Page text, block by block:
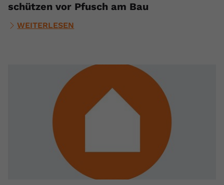
schützen vor Pfusch am Bau
WEITERLESEN